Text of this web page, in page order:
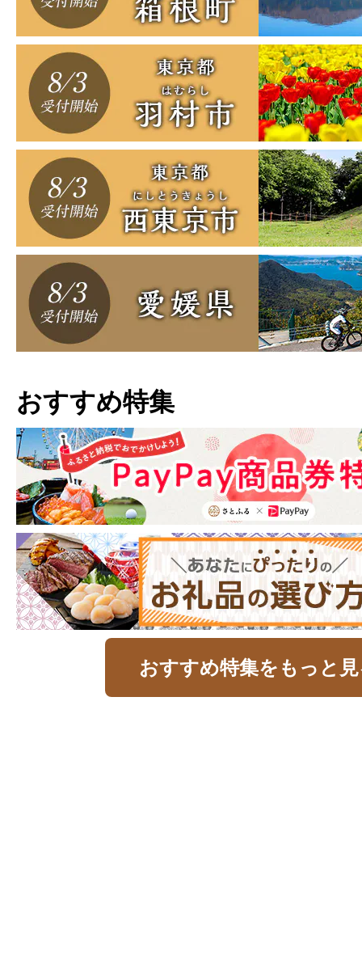
おすすめ特集
おすすめ特集をもっと